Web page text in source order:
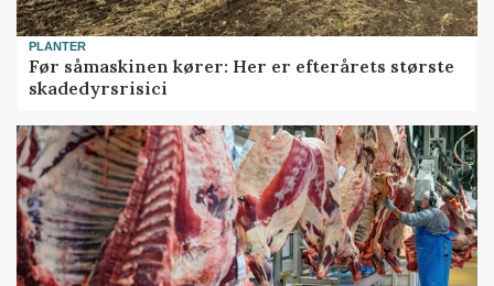
PLANTER
Før såmaskinen kører: Her er efterårets største
skadedyrsrisici